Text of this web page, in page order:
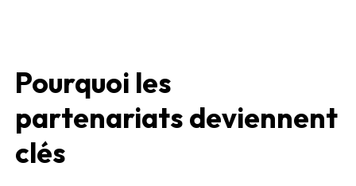
Pourquoi les
partenariats deviennent
clés